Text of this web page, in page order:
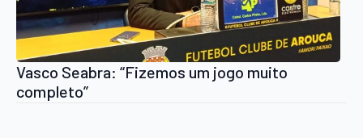
Vasco Seabra: “Fizemos um jogo muito
completo”